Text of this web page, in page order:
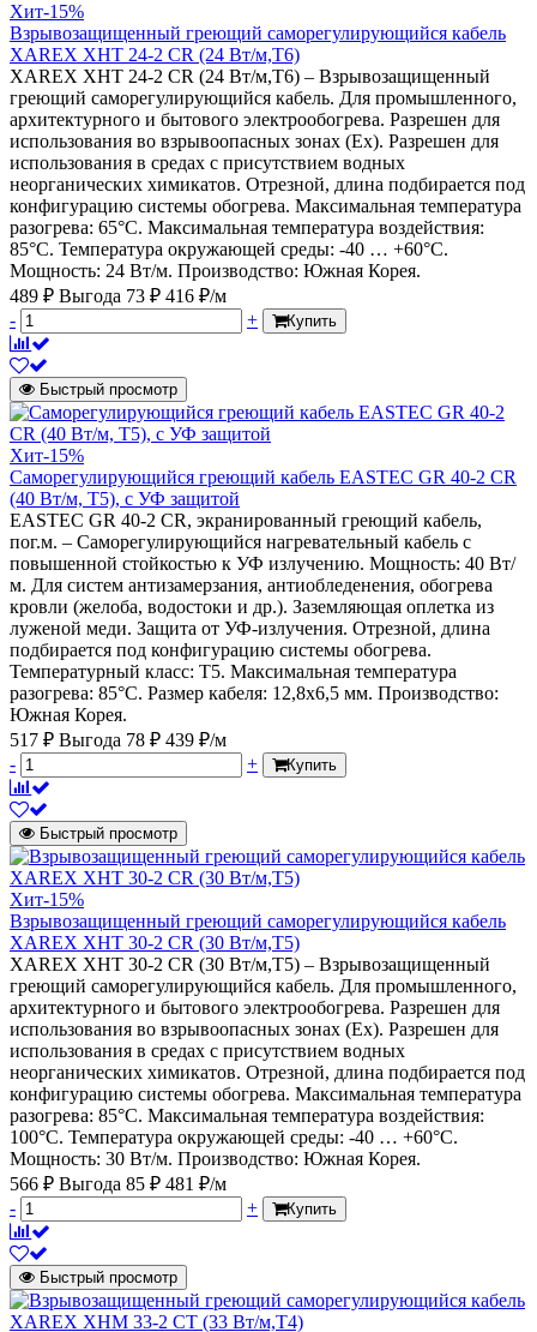
Хит-15%
Взрывозащищенный греющий саморегулирующийся кабель
XAREX XHT 24-2 CR (24 Вт/м,Т6)
XAREX XHT 24-2 CR (24 Вт/м,Т6) – Взрывозащищенный
греющий саморегулирующийся кабель. Для промышленного,
архитектурного и бытового электрообогрева. Разрешен для
использования во взрывоопасных зонах (Ех). Разрешен для
использования в средах с присутствием водных
неорганических химикатов. Отрезной, длина подбирается под
конфигурацию системы обогрева. Максимальная температура
разогрева: 65°С. Максимальная температура воздействия:
85°С. Температура окружающей среды: -40 … +60°С.
Мощность: 24 Вт/м. Производство: Южная Корея.
489 ₽ Выгода 73 ₽ 416 ₽/м
-
+ Купить
Быстрый просмотр
Хит-15%
Саморегулирующийся греющий кабель EASTEC GR 40-2 CR
(40 Вт/м, Т5), с УФ защитой
EASTEC GR 40-2 CR, экранированный греющий кабель,
пог.м. – Саморегулирующийся нагревательный кабель с
повышенной стойкостью к УФ излучению. Мощность: 40 Вт/
м. Для систем антизамерзания, антиобледенения, обогрева
кровли (желоба, водостоки и др.). Заземляющая оплетка из
луженой меди. Защита от УФ-излучения. Отрезной, длина
подбирается под конфигурацию системы обогрева.
Температурный класс: Т5. Максимальная температура
разогрева: 85°С. Размер кабеля: 12,8х6,5 мм. Производство:
Южная Корея.
517 ₽ Выгода 78 ₽ 439 ₽/м
-
+ Купить
Быстрый просмотр
Хит-15%
Взрывозащищенный греющий саморегулирующийся кабель
XAREX XHT 30-2 CR (30 Вт/м,Т5)
XAREX XHT 30-2 CR (30 Вт/м,Т5) – Взрывозащищенный
греющий саморегулирующийся кабель. Для промышленного,
архитектурного и бытового электрообогрева. Разрешен для
использования во взрывоопасных зонах (Ех). Разрешен для
использования в средах с присутствием водных
неорганических химикатов. Отрезной, длина подбирается под
конфигурацию системы обогрева. Максимальная температура
разогрева: 85°С. Максимальная температура воздействия:
100°С. Температура окружающей среды: -40 … +60°С.
Мощность: 30 Вт/м. Производство: Южная Корея.
566 ₽ Выгода 85 ₽ 481 ₽/м
-
+ Купить
Быстрый просмотр